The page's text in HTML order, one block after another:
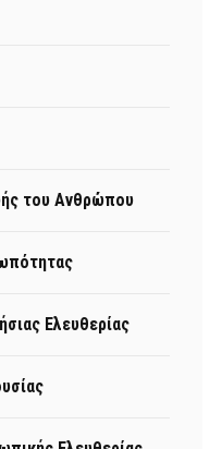
του Ανθρώπου
Ελευθερίας